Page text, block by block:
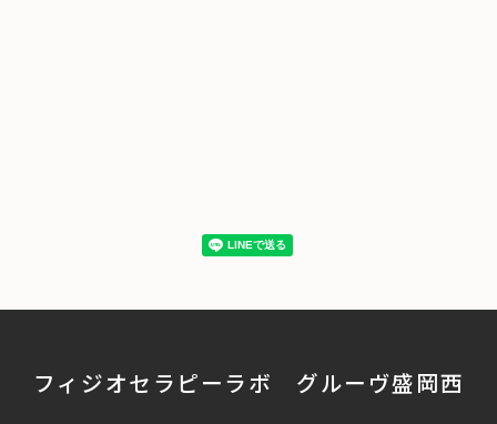
フィジオセラピーラボ グルーヴ盛岡西